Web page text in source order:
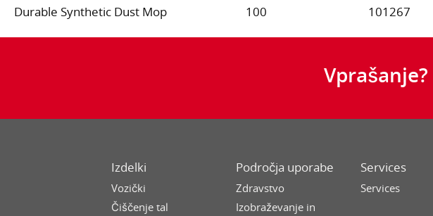
Durable Synthetic Dust Mop
100 101267
Vprašanje?
Izdelki
Vozički
Čiščenje tal
Področja uporabe
Zdravstvo
Izobraževanje in
Services
Services